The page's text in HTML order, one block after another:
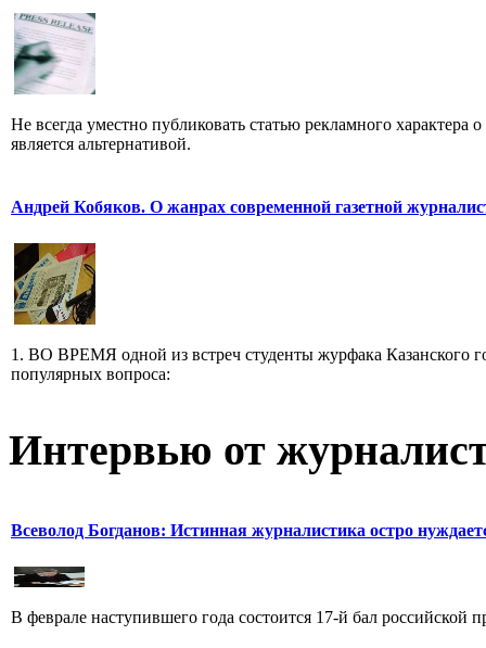
Не всегда уместно публиковать статью рекламного
является альтернативой.
Андрей Кобяков. О жанрах современной газетной
1. ВО ВРЕМЯ одной из встреч студенты журфака Казанского
популярных вопроса:
Интервью от
Всеволод Богданов: Истинная журналистика остро
В феврале наступившего года состоится 17-й бал российской